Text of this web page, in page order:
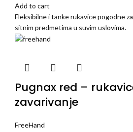
Add to cart
Fleksibilne i tanke rukavice pogodne
sitnim predmetima u suvim uslovima.
Pugnax red –
zavarivanje
FreeHand